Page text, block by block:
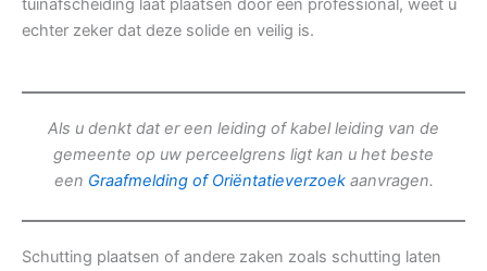
tuinafscheiding laat plaatsen door een professional, weet u
echter zeker dat deze solide en veilig is.
Als u denkt dat er een leiding of kabel leiding van de
gemeente op uw perceelgrens ligt kan u het beste
een Graafmelding of Oriëntatieverzoekaanvragen.
Schutting plaatsen of andere zaken zoals schutting laten